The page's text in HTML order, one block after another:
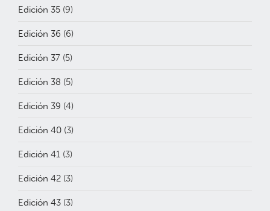
Edición 35 (9)
Edición 36 (6)
Edición 37 (5)
Edición 38 (5)
Edición 39 (4)
Edición 40 (3)
Edición 41 (3)
Edición 42 (3)
Edición 43 (3)